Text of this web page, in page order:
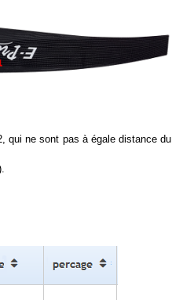
qui ne sont pas à égale distance du